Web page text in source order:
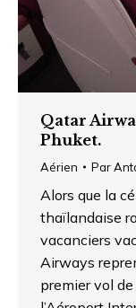
Qatar
Phuket.
Aérien Par
Alors que la
thaïlandaise
vacanciers
Airways
premier vol